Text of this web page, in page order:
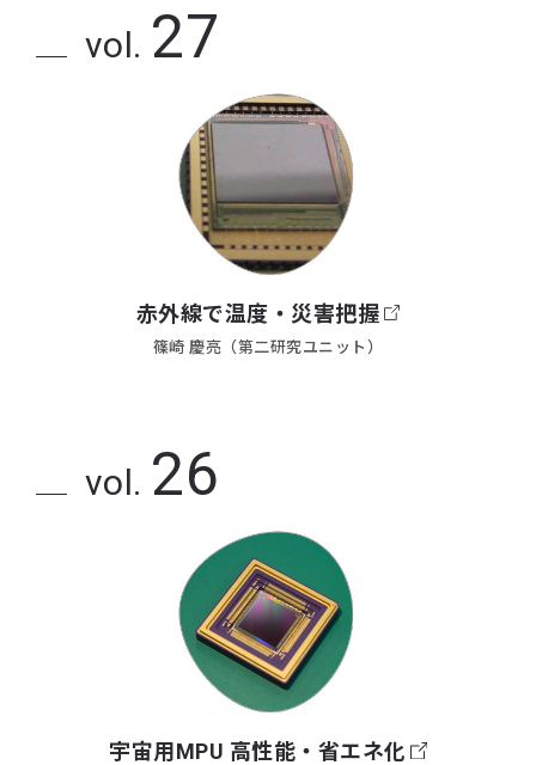
赤外線で温度・災害把握
vol. 27
篠崎 慶亮（第二研究ユニット）
宇宙用MPU 高性能・省エネ化
vol. 26